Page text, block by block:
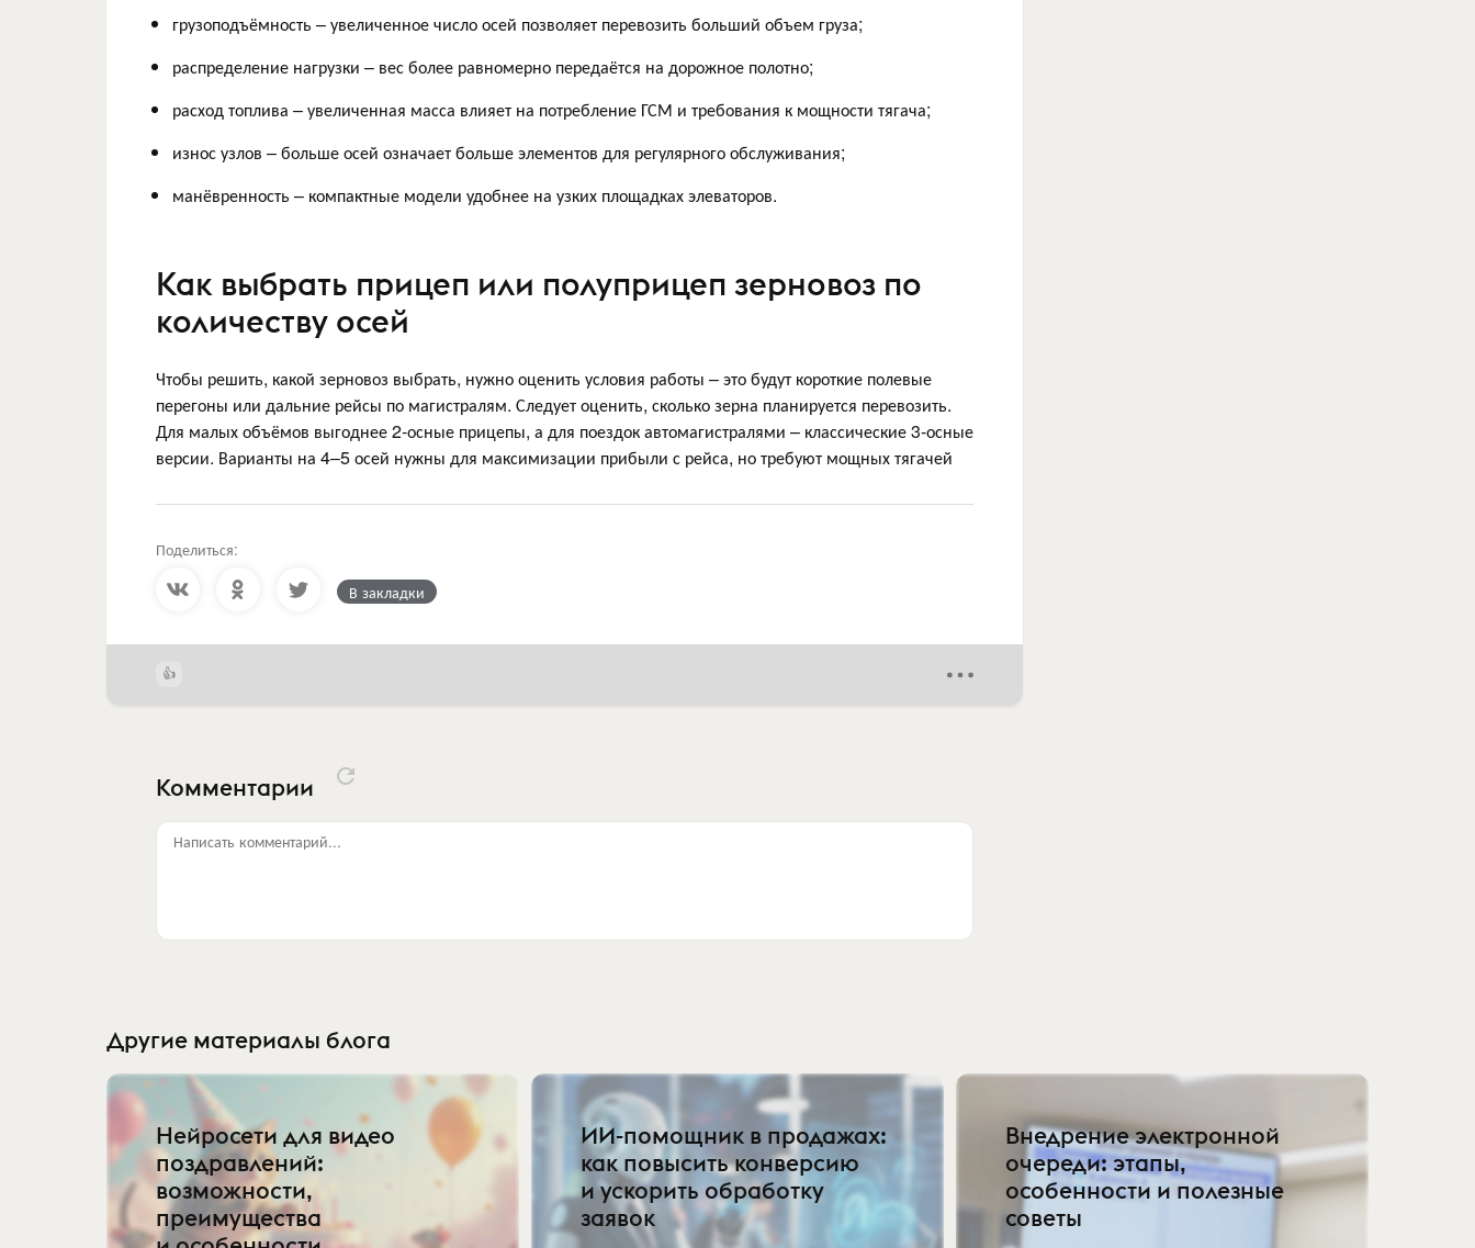
грузоподъёмность – увеличенное число осей позволяет перевозить больший объем груза;
распределение нагрузки – вес более равномерно передаётся на дорожное полотно;
расход топлива – увеличенная масса влияет на потребление ГСМ и требования к мощности тягача;
износ узлов – больше осей означает больше элементов для регулярного обслуживания;
манёвренность – компактные модели удобнее на узких площадках элеваторов.
Как выбрать прицеп или полуприцеп зерновоз по
количеству осей
Чтобы решить, какой зерновоз выбрать, нужно оценить условия работы – это будут короткие полевые
перегоны или дальние рейсы по магистралям. Следует оценить, сколько зерна планируется перевозить.
Для малых объёмов выгоднее 2-осные прицепы, а для поездок автомагистралями – классические 3-осные
версии. Варианты на 4–5 осей нужны для максимизации прибыли с рейса, но требуют мощных тягачей
Поделиться:
В закладки
Комментарии
Написать комментарий...
Другие материалы блога
Нейросети для видео
поздравлений:
возможности,
преимущества
ИИ-помощник в продажах:
как повысить конверсию
и ускорить обработку
заявок
Внедрение электронной
очереди: этапы,
особенности и полезные
советы